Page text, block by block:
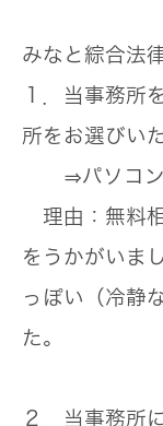
みなと綜合法
１．当事務所
所をお選びい
⇒パソコン
理由：無料
をうかがいま
っぽい（冷静
た。
２．当事務所